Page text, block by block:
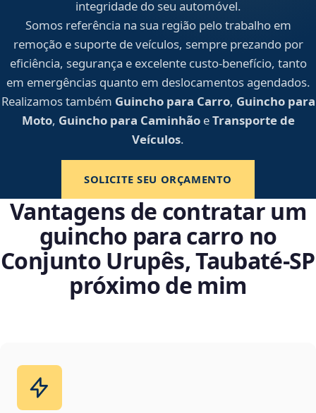
integridade do seu automóvel.
Somos referência na sua região pelo trabalho em
remoção e suporte de veículos, sempre prezando por
eficiência, segurança e excelente custo-benefício, tanto
em emergências quanto em deslocamentos agendados.
Realizamos também Guincho para Carro, Guincho para
Moto, Guincho para CaminhãoeTransporte de
Veículos.
SOLICITE SEU ORÇAMENTO
Vantagens de contratar um
guincho para carro no
Conjunto Urupês, Taubaté‑SP
próximo de mim